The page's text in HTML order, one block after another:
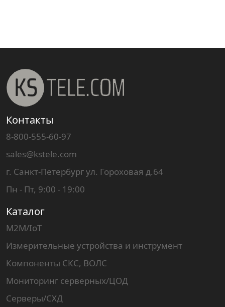
Каталог
M2M/IoT
Измерительные устройства и инструмент
Компоненты СКС, ВОЛС
Мониторинг серверных/ЦОД
Серверы/СХД
Контакты
8-800-555-60-97
sales@kstele.com
г. Санкт-Петербург ул. Гороховая д.64
Пн - Пт, 9:00 - 19:00